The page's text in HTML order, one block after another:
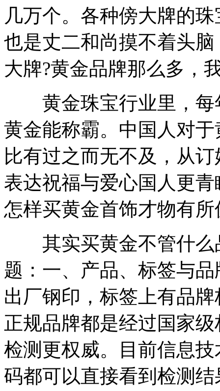
几万个。各种傍大牌的
也是丈二和尚摸不着头
大牌?黄金品牌那么多，
黄金珠宝行业里，每
黄金能称霸。中国人对
比有过之而无不及，从
表达祝福与爱心国人更
怎样买黄金首饰才物有所
其实买黄金不管什么
题：一、产品、标签与
出厂钢印，标签上有品
正规品牌都是经过国家
检测更权威。目前信息
码都可以直接看到检测